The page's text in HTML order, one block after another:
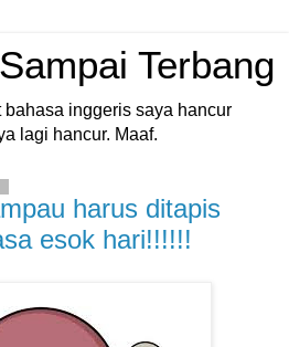
Terbang
inggeris saya hancur
lagi hancur. Maaf.
harus ditapis
esok hari!!!!!!